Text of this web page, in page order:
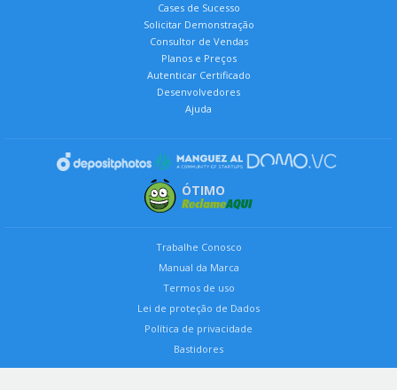
Cases de Sucesso
Solicitar Demonstração
Consultor de Vendas
Planos e Preços
Autenticar Certificado
Desenvolvedores
Ajuda
ÓTIMO
Trabalhe Conosco
Manual da Marca
Termos de uso
Lei de proteção de Dados
Política de privacidade
Bastidores